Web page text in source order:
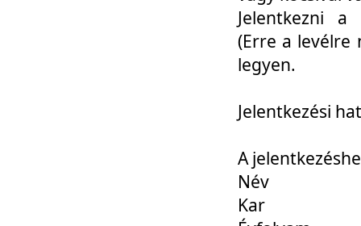
Jelentkezni a
(Erre a levélre
legyen.
Jelentkezési
A
Név
Kar